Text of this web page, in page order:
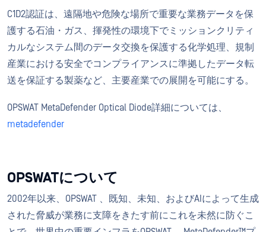
C1D2認証は、遠隔地や危険な場所で重要な業務データを保
護する石油・ガス、揮発性の環境下でミッションクリティ
カルなシステム間のデータ交換を保護する化学処理、規制
産業における安全でコンプライアンスに準拠したデータ転
送を保証する製薬など、主要産業での展開を可能にする。
OPSWAT MetaDefender Optical Diode詳細については、
metadefender
OPSWATについて
2002年以来、OPSWAT 、既知、未知、およびAIによって生成
された脅威が業務に支障をきたす前にこれを未然に防ぐこ